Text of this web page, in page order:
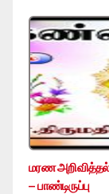
மரண அறிவித்தல்
– பாண்டிருப்பு